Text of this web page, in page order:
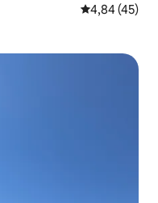
4,84 de uma
4,84 (45)